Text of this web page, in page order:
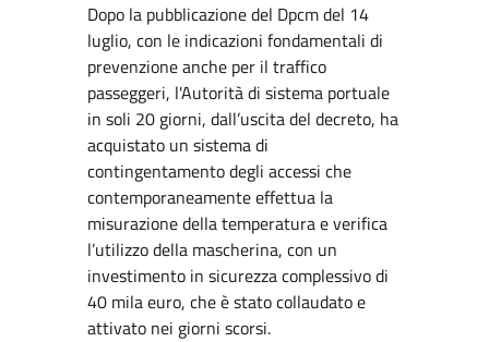
Dopo la pubblicazione del Dpcm del 14
luglio, con le indicazioni fondamentali di
prevenzione anche per il traffico
passeggeri, l'Autorità di sistema portuale
in soli 20 giorni, dall’uscita del decreto, ha
acquistato un sistema di
contingentamento degli accessi che
contemporaneamente effettua la
misurazione della temperatura e verifica
l’utilizzo della mascherina, con un
investimento in sicurezza complessivo di
40 mila euro, che è stato collaudato e
attivato nei giorni scorsi.